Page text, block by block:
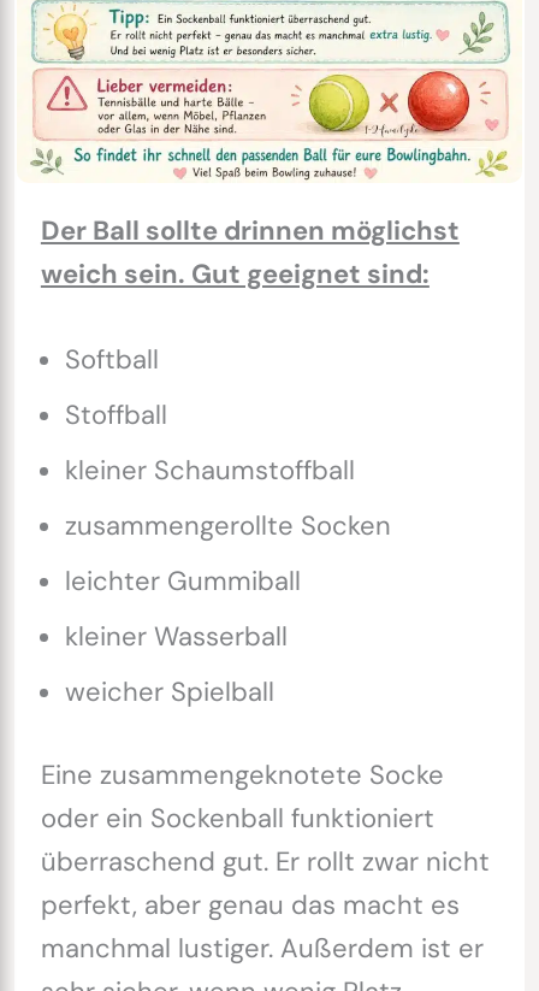
Der Ball sollte drinnen möglichst
weich sein. Gut geeignet sind:
Softball
Stoffball
kleiner Schaumstoffball
zusammengerollte Socken
leichter Gummiball
kleiner Wasserball
weicher Spielball
Eine zusammengeknotete Socke
oder ein Sockenball funktioniert
überraschend gut. Er rollt zwar nicht
perfekt, aber genau das macht es
manchmal lustiger. Außerdem ist er